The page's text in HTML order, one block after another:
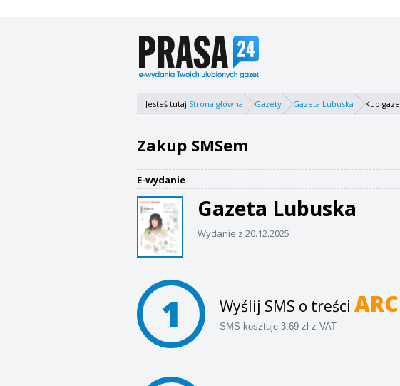
Jesteś tutaj:Strona główna Gazety Gazeta Lubuska Kup
Zakup SMSem
E-wydanie
Gazeta Lubuska
Wydanie z 20.12.2025
1 Wyślij SMS o treści
SMS kosztuje 3,69 zł z VAT